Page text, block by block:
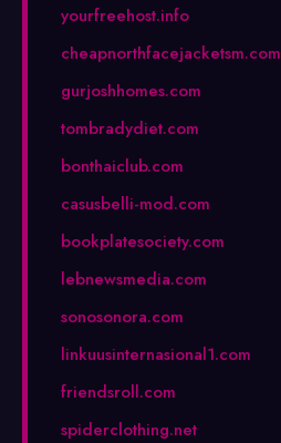
yourfreehost.info
cheapnorthfacejacketsm.com
gurjoshhomes.com
tombradydiet.com
bonthaiclub.com
casusbelli-mod.com
bookplatesociety.com
lebnewsmedia.com
sonosonora.com
linkuusinternasional1.com
friendsroll.com
spiderclothing.net